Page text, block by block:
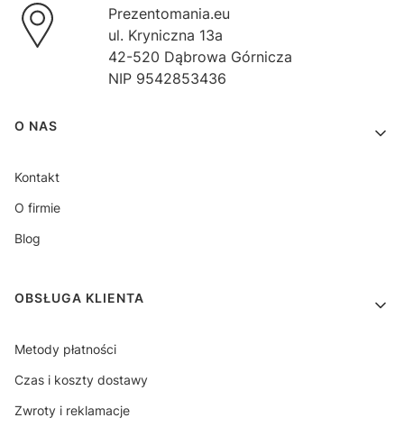
Prezentomania.eu
ul. Kryniczna 13a
42-520 Dąbrowa Górnicza
NIP 9542853436
Linki w stopce
O NAS
Kontakt
O firmie
Blog
OBSŁUGA KLIENTA
Metody płatności
Czas i koszty dostawy
Zwroty i reklamacje